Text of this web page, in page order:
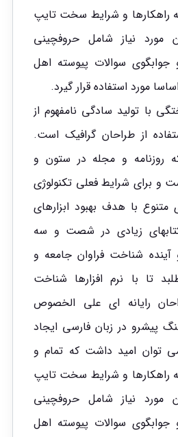
راهکارها و شرایط سخت تایپ
مورد نیاز شامل حروفچینی
سوالات پیوسته اهل
مورد استفاده قرار گیرد.
با تولید سادگی نامفهوم از
از طراحان گرافیک است.
روزنامه و مجله در ستون و
و برای شرایط فعلی تکنولوژی
متنوع با هدف بهبود ابزارهای
زیادی در شصت و سه
شناخت فراوان جامعه و
تا با نرم افزارها شناخت
رایانه ای علی الخصوص
پیشرو در زبان فارسی ایجاد
توان امید داشت که تمام و
راهکارها و شرایط سخت تایپ
مورد نیاز شامل حروفچینی
سوالات پیوسته اهل